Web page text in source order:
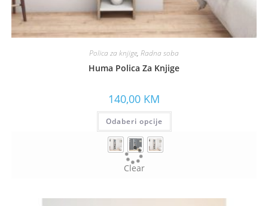
Polica za knjige, Radna soba
Huma Polica Za Knjige
140,00 KM
Odaberi opcije
Clear